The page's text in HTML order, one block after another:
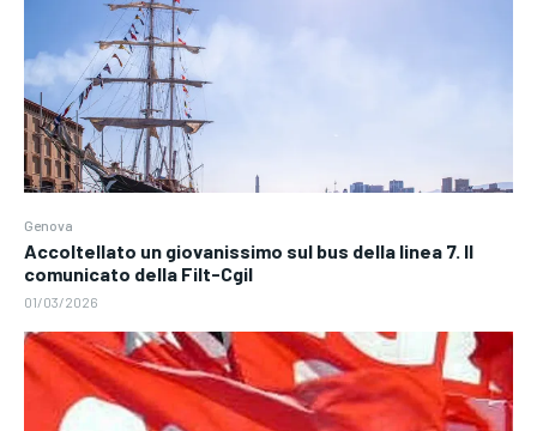
Genova
Accoltellato un giovanissimo sul bus della linea 7. Il
comunicato della Filt-Cgil
01/03/2026